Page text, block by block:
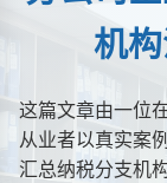
机
这篇文章由一位
从业者以真实案
汇总纳税分支机